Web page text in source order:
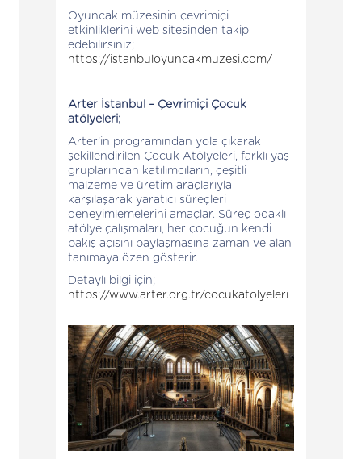
Oyuncak müzesinin çevrimiçi
etkinliklerini web sitesinden takip
edebilirsiniz;
https://istanbuloyuncakmuzesi.com/
Arter İstanbul – Çevrimiçi Çocuk
atölyeleri;
Arter’in programından yola çıkarak
şekillendirilen Çocuk Atölyeleri, farklı yaş
gruplarından katılımcıların, çeşitli
malzeme ve üretim araçlarıyla
karşılaşarak yaratıcı süreçleri
deneyimlemelerini amaçlar. Süreç odaklı
atölye çalışmaları, her çocuğun kendi
bakış açısını paylaşmasına zaman ve alan
tanımaya özen gösterir.
Detaylı bilgi için;
https://www.arter.org.tr/cocukatolyeleri